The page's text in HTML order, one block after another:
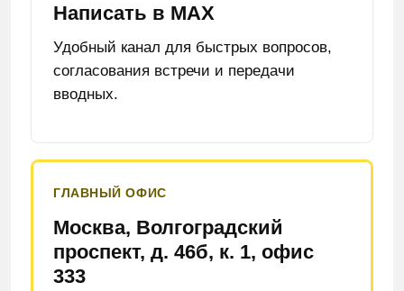
Написать в MAX
Удобный канал для быстрых вопросов,
согласования встречи и передачи
вводных.
ГЛАВНЫЙ ОФИС
Москва, Волгоградский
проспект, д. 46б, к. 1, офис
333